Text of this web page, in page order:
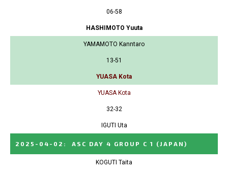
06-58
HASHIMOTO Yuuta
YAMAMOTO Kanntaro
13-51
YUASA Kota
YUASA Kota
32-32
IGUTI Uta
2025-04-02 : ASC DAY 4 GROUP C 1 (JAPAN)
KOGUTI Taita